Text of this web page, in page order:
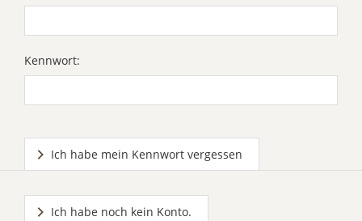
Kennwort:
Ich habe mein Kennwort vergessen
Ich habe noch kein Konto.